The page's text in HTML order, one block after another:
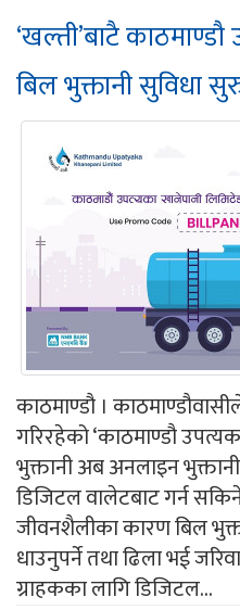
‘खल्ती’बाटै
बिल भुक्तानी सुविधा
काठमाण्डौ ।
गरिरहेको ‘काठमाण्डौ
भुक्तानी अब अनलाइन
डिजिटल वालेटबाट गर्न
जीवनशैलीका कारण बिल
धाउनुपर्ने तथा ढिला भई
ग्राहकका लागि डिजिटल...